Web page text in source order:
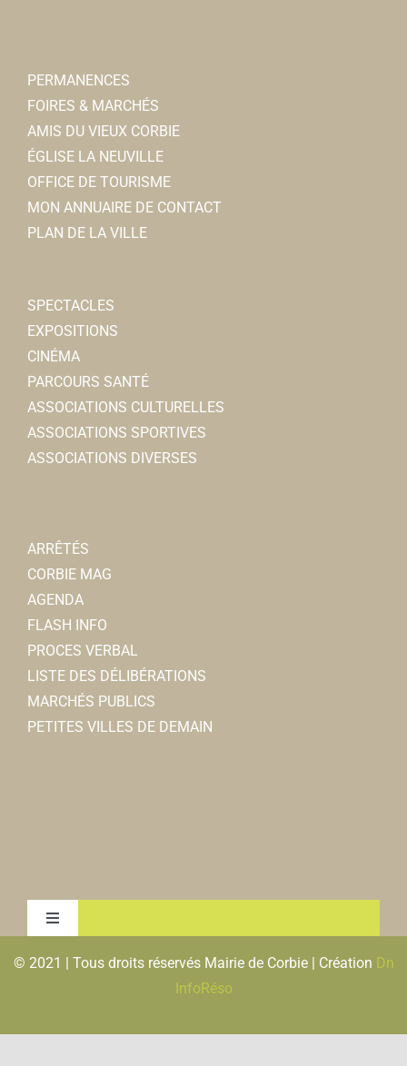
PERMANENCES
FOIRES & MARCHÉS
AMIS DU VIEUX CORBIE
ÉGLISE LA NEUVILLE
OFFICE DE TOURISME
MON ANNUAIRE DE CONTACT
PLAN DE LA VILLE
SPECTACLES
EXPOSITIONS
CINÉMA
PARCOURS SANTÉ
ASSOCIATIONS CULTURELLES
ASSOCIATIONS SPORTIVES
ASSOCIATIONS DIVERSES
ARRÊTÉS
CORBIE MAG
AGENDA
FLASH INFO
PROCES VERBAL
LISTE DES DÉLIBÉRATIONS
MARCHÉS PUBLICS
PETITES VILLES DE DEMAIN
Toggle
MENTIONS LEGALES & RGPD
© 2021 | Tous droits réservés Mairie de Corbie | Création Dn
InfoRéso